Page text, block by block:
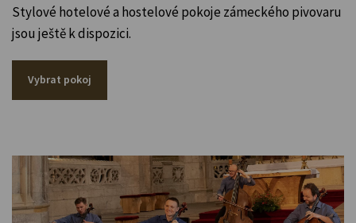
Stylové hotelové a hostelové pokoje zámeckého pivovaru
jsou ještě k dispozici.
Vybrat pokoj